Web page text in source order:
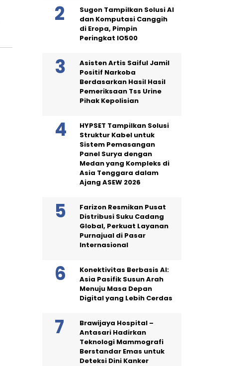
Sugon Tampilkan Solusi AI
dan Komputasi Canggih
di Eropa, Pimpin
Peringkat IO500
Asisten Artis Saiful Jamil
Positif Narkoba
Berdasarkan Hasil Hasil
Pemeriksaan Tss Urine
Pihak Kepolisian
HYPSET Tampilkan Solusi
Struktur Kabel untuk
Sistem Pemasangan
Panel Surya dengan
Medan yang Kompleks di
Asia Tenggara dalam
Ajang ASEW 2026
Farizon Resmikan Pusat
Distribusi Suku Cadang
Global, Perkuat Layanan
Purnajual di Pasar
Internasional
Konektivitas Berbasis AI:
Asia Pasifik Susun Arah
Menuju Masa Depan
Digital yang Lebih Cerdas
Brawijaya Hospital –
Antasari Hadirkan
Teknologi Mammografi
Berstandar Emas untuk
Deteksi Dini Kanker